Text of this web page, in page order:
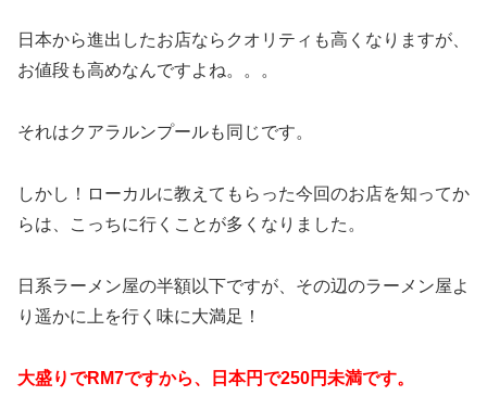
日本から進出したお店ならクオリティも高くなりますが、
お値段も高めなんですよね。。。
それはクアラルンプールも同じです。
しかし！ローカルに教えてもらった今回のお店を知ってか
らは、こっちに行くことが多くなりました。
日系ラーメン屋の半額以下ですが、その辺のラーメン屋よ
り遥かに上を行く味に大満足！
大盛りでRM7ですから、日本円で250円未満です。